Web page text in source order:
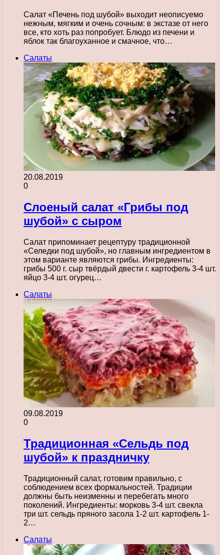
Салат «Печень под шубой» выходит неописуемо
нежным, мягким и очень сочным: в экстазе от него
все, кто хоть раз попробует. Блюдо из печени и
яблок так благоуханное и смачное, что…
Салаты
20.08.2019
0
Слоеный салат «Грибы под
шубой» с сыром
Салат припоминает рецептуру традиционной
«Селедки под шубой», но главным ингредиентом в
этом варианте являются грибы. Ингредиенты:
грибы 500 г. сыр твёрдый двести г. картофель 3-4 шт.
яйцо 3-4 шт. огурец…
Салаты
09.08.2019
0
Традиционная «Сельдь под
шубой» к праздничку
Традиционный салат, готовим правильно, с
соблюдением всех формальностей. Традиции
должны быть неизменны и перебегать много
поколений. Ингредиенты: морковь 3-4 шт. свекла
три шт. сельдь пряного засола 1-2 шт. картофель 1-
2…
Салаты